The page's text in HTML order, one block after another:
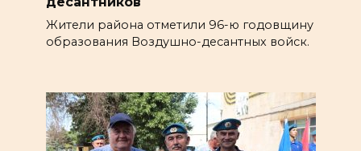
Жители района отметили 96-ю годовщину
образования Воздушно-десантных войск.